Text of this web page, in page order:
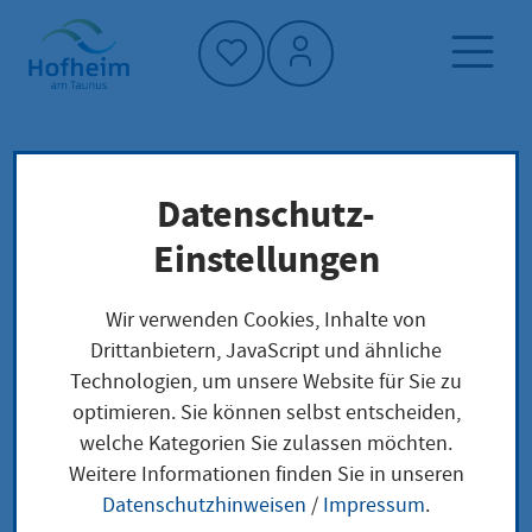
Startseite"
Dienstleistung-Finder
Lokale Anliegen
Änderung Gehwegüberfahrt beantragen
Änderung
Gehwegüberfahrt
beantragen
Datenschutz-
Einstellungen
Wir verwenden Cookies, Inhalte von
Drittanbietern, JavaScript und ähnliche
Technologien, um unsere Website für Sie zu
optimieren. Sie können selbst entscheiden,
welche Kategorien Sie zulassen möchten.
Weitere Informationen finden Sie in unseren
Datenschutzhinweisen / Impressum.